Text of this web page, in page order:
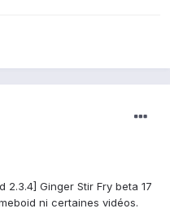
Ginger Stir Fry beta 17
ni certaines vidéos.